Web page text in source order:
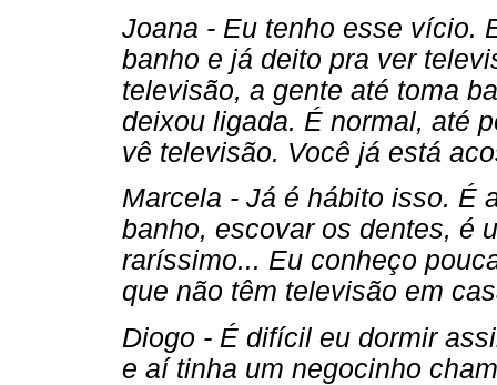
Joana - Eu tenho esse vício.
banho e já deito pra ver
televisão, a gente até toma
deixou ligada. É normal, até
vê televisão. Você já está
Marcela - Já é hábito isso. É
banho, escovar os dentes, é
raríssimo... Eu conheço
que não têm televisão em
Diogo - É difícil eu dormir
e aí tinha um negocinho